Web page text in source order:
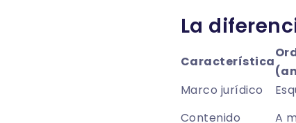
La
Característica
Marco jurídico
Contenido
A